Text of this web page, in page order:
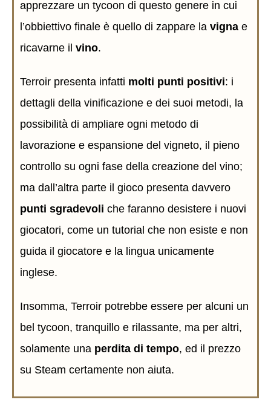
apprezzare un tycoon di questo genere in cui
l’obbiettivo finale è quello di zappare la vigna e
ricavarne il vino.
Terroir presenta infatti molti punti positivi: i
dettagli della vinificazione e dei suoi metodi, la
possibilità di ampliare ogni metodo di
lavorazione e espansione del vigneto, il pieno
controllo su ogni fase della creazione del vino;
ma dall’altra parte il gioco presenta davvero
punti sgradevoli che faranno desistere i nuovi
giocatori, come un tutorial che non esiste e non
guida il giocatore e la lingua unicamente
inglese.
Insomma, Terroir potrebbe essere per alcuni un
bel tycoon, tranquillo e rilassante, ma per altri,
solamente una perdita di tempo, ed il prezzo
su Steam certamente non aiuta.